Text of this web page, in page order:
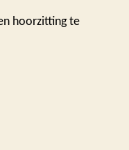
hoorzitting te